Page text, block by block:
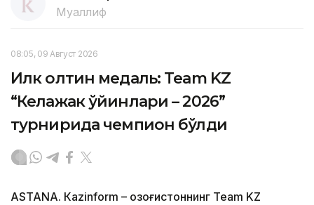
Муаллиф
08:05, 09 Август 2026
Илк олтин медаль: Team KZ
“Келажак ўйинлари – 2026”
турнирида чемпион бўлди
ASTANА. Кazinform – Қозоғистоннинг Team KZ